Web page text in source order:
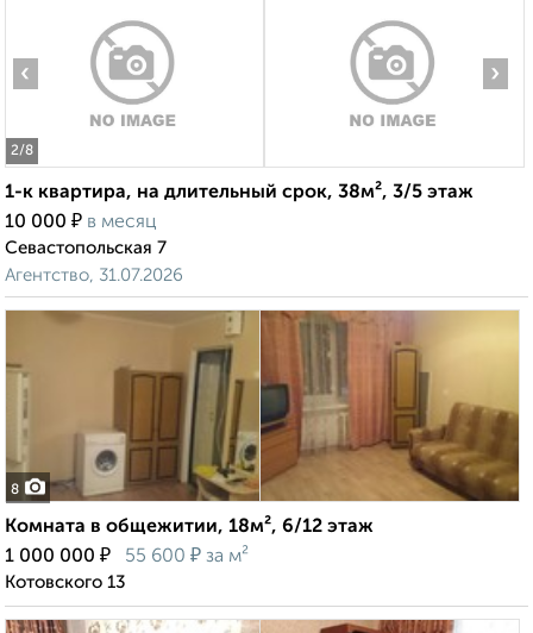
2/8
‹ ›
1-к квартира, на длительный срок, 38м², 3/5 этаж
10 000 ₽ в месяц
Севастопольская 7
Агентство, 31.07.2026
8
Комната в общежитии, 18м², 6/12 этаж
1 000 000 ₽ 55 600 ₽ за м²
Котовского 13